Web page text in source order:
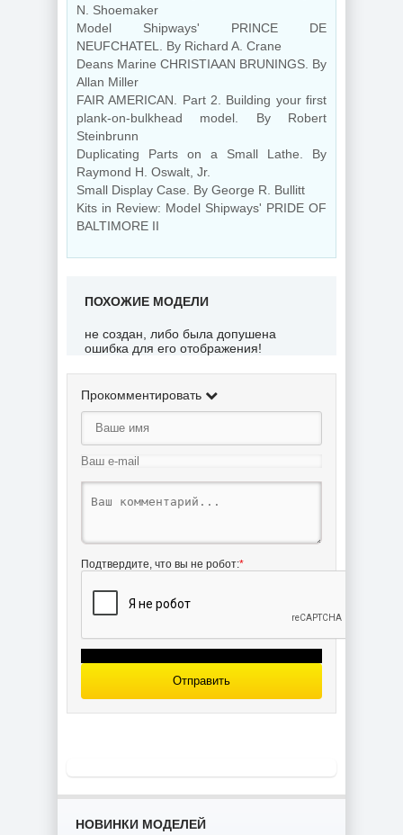
N. Shoemaker
Model Shipways' PRINCE DE
NEUFCHATEL. By Richard A. Crane
Deans Marine CHRISTIAAN BRUNINGS. By
Allan Miller
FAIR AMERICAN. Part 2. Building your first
plank-on-bulkhead model. By Robert
Steinbrunn
Duplicating Parts on a Small Lathe. By
Raymond H. Oswalt, Jr.
Small Display Case. By George R. Bullitt
Kits in Review: Model Shipways' PRIDE OF
BALTIMORE II
ПОХОЖИЕ МОДЕЛИ
не создан, либо была допушена
ошибка для его отображения!
Прокомментировать
Подтвердите, что вы не робот:*
Отправить
НОВИНКИ МОДЕЛЕЙ